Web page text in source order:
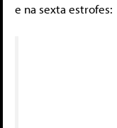
e na sexta estrofes: